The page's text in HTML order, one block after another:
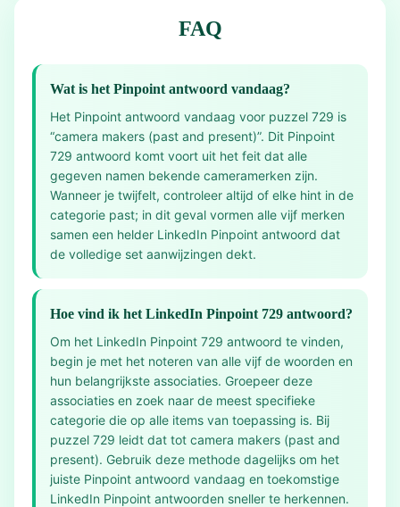
FAQ
Wat is het Pinpoint antwoord vandaag?
Het Pinpoint antwoord vandaag voor puzzel 729 is
“camera makers (past and present)”. Dit Pinpoint
729 antwoord komt voort uit het feit dat alle
gegeven namen bekende cameramerken zijn.
Wanneer je twijfelt, controleer altijd of elke hint in de
categorie past; in dit geval vormen alle vijf merken
samen een helder LinkedIn Pinpoint antwoord dat
de volledige set aanwijzingen dekt.
Hoe vind ik het LinkedIn Pinpoint 729 antwoord?
Om het LinkedIn Pinpoint 729 antwoord te vinden,
begin je met het noteren van alle vijf de woorden en
hun belangrijkste associaties. Groepeer deze
associaties en zoek naar de meest specifieke
categorie die op alle items van toepassing is. Bij
puzzel 729 leidt dat tot camera makers (past and
present). Gebruik deze methode dagelijks om het
juiste Pinpoint antwoord vandaag en toekomstige
LinkedIn Pinpoint antwoorden sneller te herkennen.